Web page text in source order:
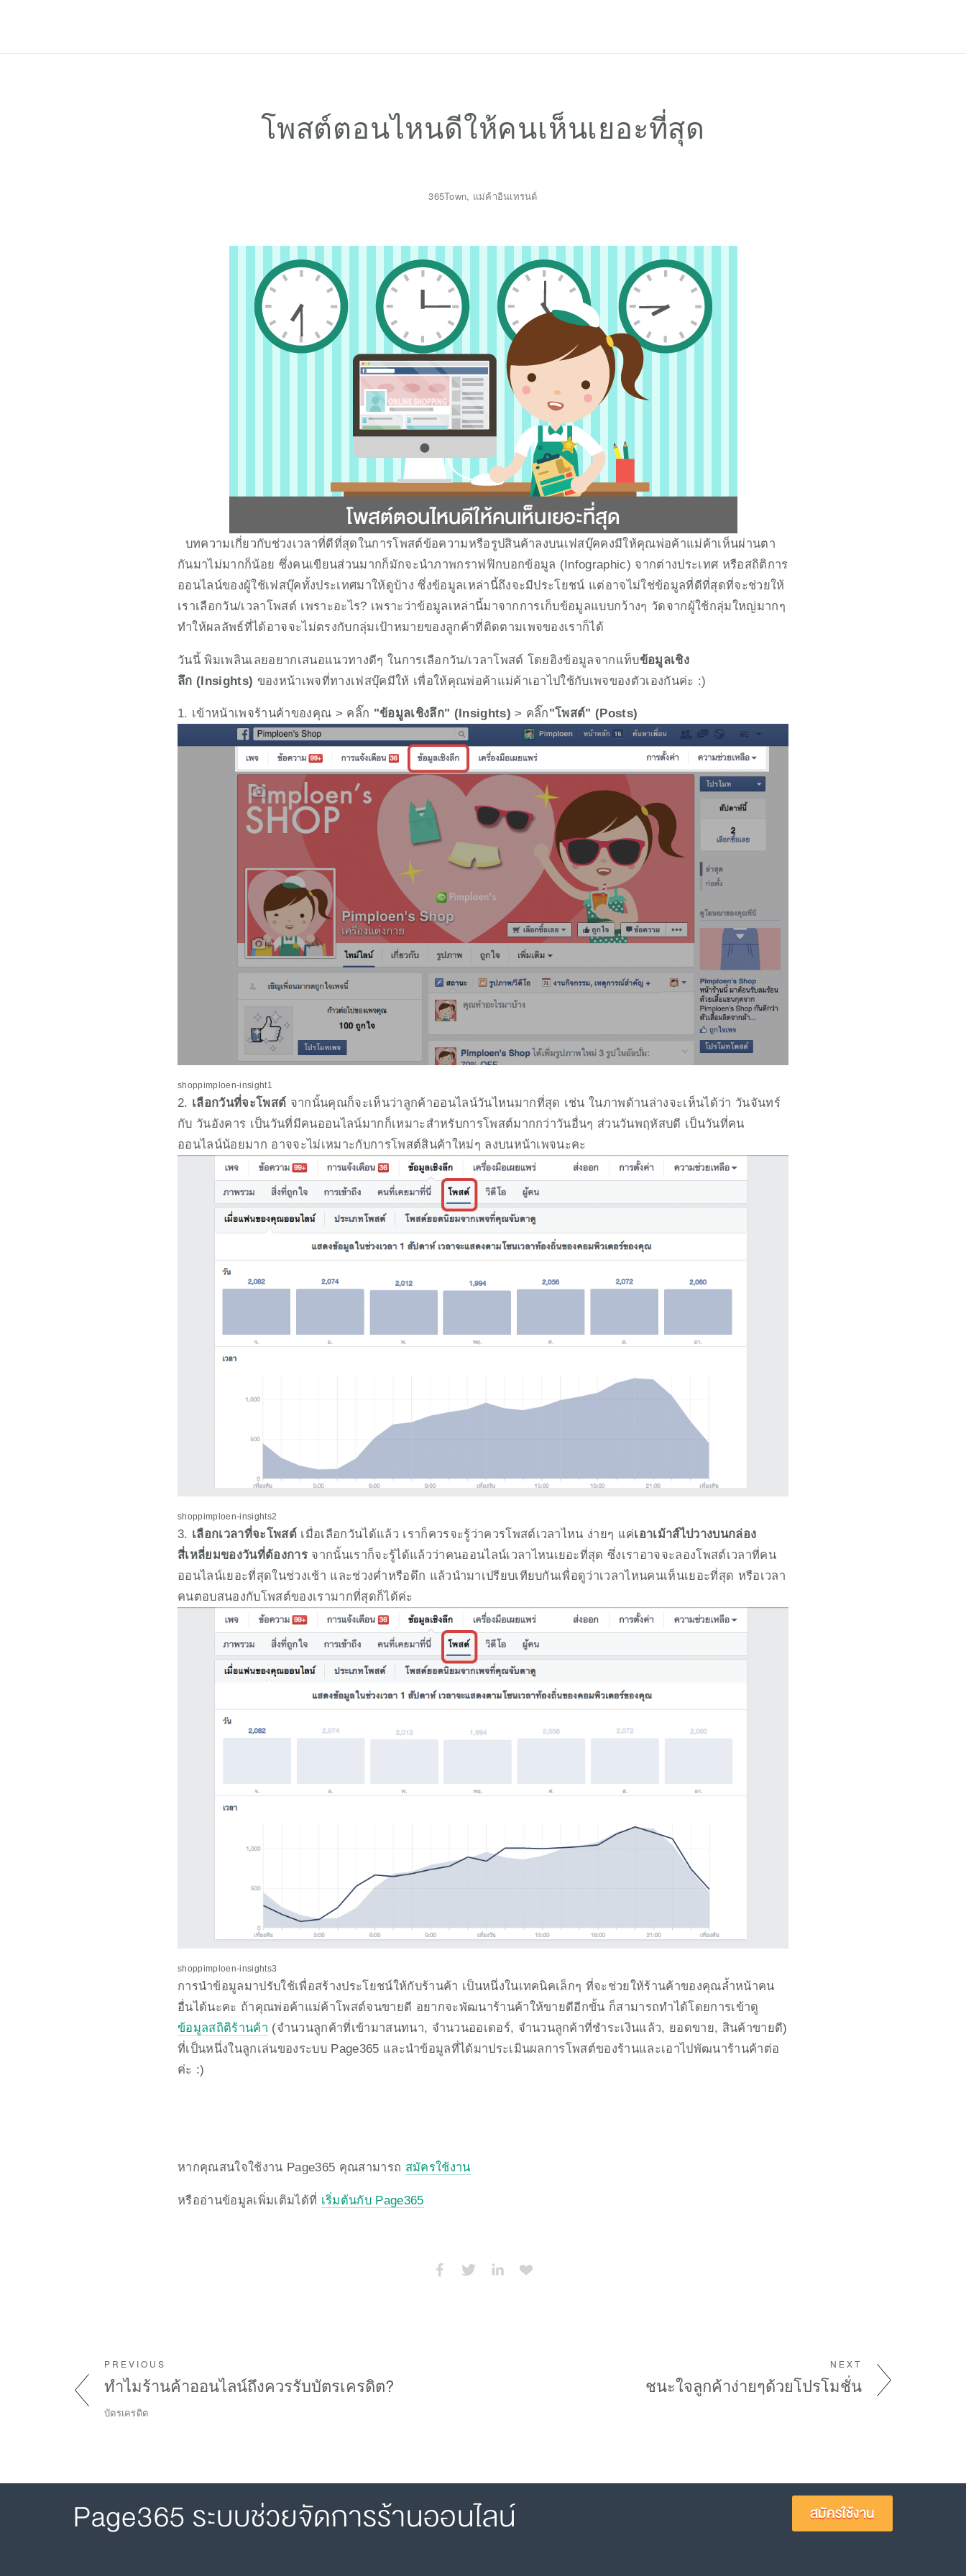
โพสต์ตอนไหนดีให้คนเห็นเยอะที่สุด
บทความเกี่ยวกับช่วงเวลาที่ดีที่สุดในการโพสต์ข้อความหรือรูปสินค้าลงบนเฟสบุ๊คคงมีให้คุณพ่อค้าแม่ค้าเห็นผ่านตา
กันมาไม่มากก็น้อย ซึ่งคนเขียนส่วนมากก็มักจะนำภาพกราฟฟิกบอกข้อมูล (Infographic) จากต่างประเทศ หรือสถิติการ
ออนไลน์ของผู้ใช้เฟสบุ๊คทั้งประเทศมาให้ดูบ้าง ซึ่งข้อมูลเหล่านี้ถึงจะมีประโยชน์ แต่อาจไม่ใช่ข้อมูลที่ดีที่สุดที่จะช่วยให้
เราเลือกวัน/เวลาโพสต์ เพราะอะไร? เพราะว่าข้อมูลเหล่านี้มาจากการเก็บข้อมูลแบบกว้างๆ วัดจากผู้ใช้กลุ่มใหญ่มากๆ
ทำให้ผลลัพธ์ที่ได้อาจจะไม่ตรงกับกลุ่มเป้าหมายของลูกค้าที่ติดตามเพจของเราก็ได้
วันนี้ พิมเพลินเลยอยากเสนอแนวทางดีๆ ในการเลือกวัน/เวลาโพสต์ โดยอิงข้อมูลจากแท็บข้อมูลเชิง
ลึก (Insights) ของหน้าเพจที่ทางเฟสบุ๊คมีให้ เพื่อให้คุณพ่อค้าแม่ค้าเอาไปใช้กับเพจของตัวเองกันค่ะ :)
1. เข้าหน้าเพจร้านค้าของคุณ > คลิ๊ก "ข้อมูลเชิงลึก" (Insights) > คลิ๊ก"โพสต์" (Posts)
shoppimploen-insight1
2. เลือกวันที่จะโพสต์ จากนั้นคุณก็จะเห็นว่าลูกค้าออนไลน์วันไหนมากที่สุด เช่น ในภาพด้านล่างจะเห็นได้ว่า วันจันทร์
กับ วันอังคาร เป็นวันที่มีคนออนไลน์มากก็เหมาะสำหรับการโพสต์มากกว่าวันอื่นๆ ส่วนวันพฤหัสบดี เป็นวันที่คน
ออนไลน์น้อยมาก อาจจะไม่เหมาะกับการโพสต์สินค้าใหม่ๆ ลงบนหน้าเพจนะคะ
shoppimploen-insights2
3. เลือกเวลาที่จะโพสต์ เมื่อเลือกวันได้แล้ว เราก็ควรจะรู้ว่าควรโพสต์เวลาไหน ง่ายๆ แค่เอาเม้าส์ไปวางบนกล่อง
สี่เหลี่ยมของวันที่ต้องการ จากนั้นเราก็จะรู้ได้แล้วว่าคนออนไลน์เวลาไหนเยอะที่สุด ซึ่งเราอาจจะลองโพสต์เวลาที่คน
ออนไลน์เยอะที่สุดในช่วงเช้า และช่วงค่ำหรือดึก แล้วนำมาเปรียบเทียบกันเพื่อดูว่าเวลาไหนคนเห็นเยอะที่สุด หรือเวลา
คนตอบสนองกับโพสต์ของเรามากที่สุดก็ได้ค่ะ
shoppimploen-insights3
การนำข้อมูลมาปรับใช้เพื่อสร้างประโยชน์ให้กับร้านค้า เป็นหนึ่งในเทคนิคเล็กๆ ที่จะช่วยให้ร้านค้าของคุณล้ำหน้าคน
อื่นได้นะคะ ถ้าคุณพ่อค้าแม่ค้าโพสต์จนขายดี อยากจะพัฒนาร้านค้าให้ขายดีอีกขั้น ก็สามารถทำได้โดยการเข้าดู
ข้อมูลสถิติร้านค้า (จำนวนลูกค้าที่เข้ามาสนทนา, จำนวนออเดอร์, จำนวนลูกค้าที่ชำระเงินแล้ว, ยอดขาย, สินค้าขายดี)
ที่เป็นหนึ่งในลูกเล่นของระบบ Page365 และนำข้อมูลที่ได้มาประเมินผลการโพสต์ของร้านและเอาไปพัฒนาร้านค้าต่อ
ค่ะ :)
หากคุณสนใจใช้งาน Page365 คุณสามารถ สมัครใช้งาน
หรืออ่านข้อมูลเพิ่มเติมได้ที่ เริ่มต้นกับ Page365
365Town, แม่ค้าอินเทรนด์
PREVIOUS
ทำไมร้านค้าออนไลน์ถึงควรรับบัตรเครดิต?
บัตรเครดิต
NEXT
ชนะใจลูกค้าง่ายๆด้วยโปรโมชั่น
Page365 ระบบช่วยจัดการร้านออนไลน์ สมัครใช้งาน